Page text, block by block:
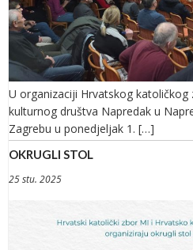
U organizaciji Hrvatskog
kulturnog društva Napredak u
Zagrebu u ponedjeljak 1. […]
OKRUGLI STOL
25 stu. 2025